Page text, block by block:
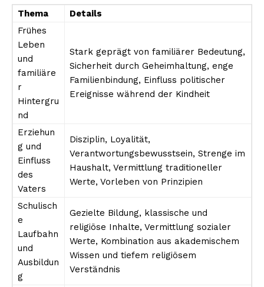
Thema
Details
Frühes
Leben
und
familiäre
r
Hintergru
nd
Stark geprägt von familiärer Bedeutung,
Sicherheit durch Geheimhaltung, enge
Familienbindung, Einfluss politischer
Ereignisse während der Kindheit
Erziehun
g und
Einfluss
des
Vaters
Disziplin, Loyalität,
Verantwortungsbewusstsein, Strenge im
Haushalt, Vermittlung traditioneller
Werte, Vorleben von Prinzipien
Schulisch
e
Laufbahn
und
Ausbildun
g
Gezielte Bildung, klassische und
religiöse Inhalte, Vermittlung sozialer
Werte, Kombination aus akademischem
Wissen und tiefem religiösem
Verständnis